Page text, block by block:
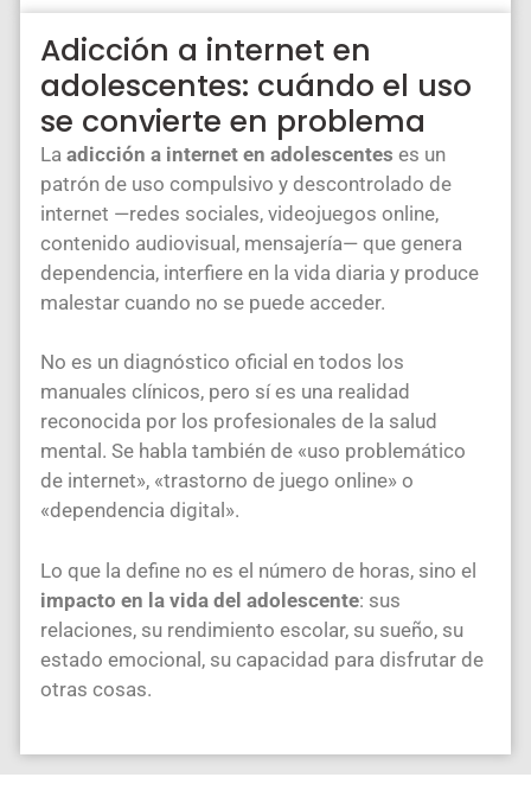
Adicción a internet en
adolescentes: cuándo el uso
se convierte en problema
La adicción a internet en adolescentes es un
patrón de uso compulsivo y descontrolado de
internet —redes sociales, videojuegos online,
contenido audiovisual, mensajería— que genera
dependencia, interfiere en la vida diaria y produce
malestar cuando no se puede acceder.
No es un diagnóstico oficial en todos los
manuales clínicos, pero sí es una realidad
reconocida por los profesionales de la salud
mental. Se habla también de «uso problemático
de internet», «trastorno de juego online» o
«dependencia digital».
Lo que la define no es el número de horas, sino el
impacto en la vida del adolescente: sus
relaciones, su rendimiento escolar, su sueño, su
estado emocional, su capacidad para disfrutar de
otras cosas.